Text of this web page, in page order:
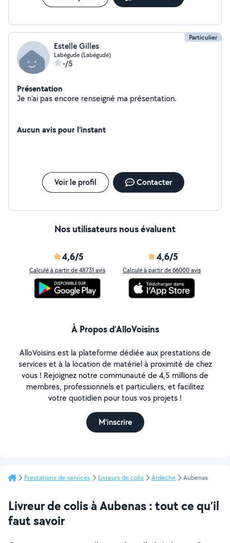
Particulier
Estelle Gilles
Labégude (Labégude)
-/5
Présentation
Je n'ai pas encore renseigné ma présentation.
Aucun avis pour l'instant
Voir le profil Contacter
Nos utilisateurs nous évaluent
4,6/5
Calculé à partir de 48731 avis
4,6/5
Calculé à partir de 66000 avis
À Propos d’AlloVoisins
AlloVoisins est la plateforme dédiée aux prestations de
services et à la location de matériel à proximité de chez
vous ! Rejoignez notre communauté de 4,5 millions de
membres, professionnels et particuliers, et facilitez
votre quotidien pour tous vos projets !
M'inscrire
Prestations de services Livreurs de colis Ardèche Aubenas
Livreur de colis à Aubenas : tout ce qu’il
faut savoir